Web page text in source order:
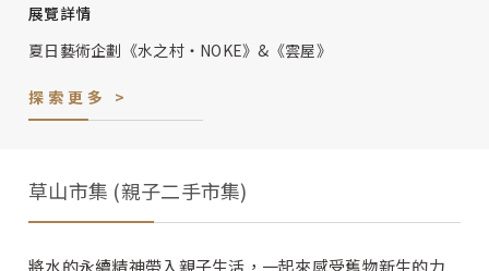
展覽詳情
夏日藝術企劃《水之村・NOKE》&《雲屋》
探索更多 >
草山市集 (親子二手市集)
將水的永續精神帶入親子生活，一起來感受舊物新生的力